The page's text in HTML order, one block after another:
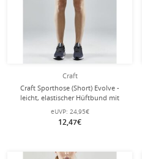
Craft
Craft Sporthose (Short) Evolve -
leicht, elastischer Hüftbund mit
Kordelzug, ohne Seitentaschen -
schwarz Damen
eUVP: 24,95€
12,47€